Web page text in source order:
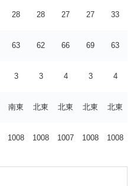
28 28 27 27 33
63 62 66 69 63
3 3 4 3 4
南東 北東 北東 北東 北東
1008 1008 1007 1008 1008